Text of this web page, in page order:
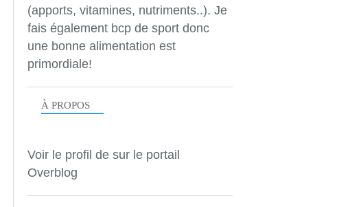
(apports, vitamines, nutriments..). Je
fais également bcp de sport donc
une bonne alimentation est
primordiale!
À PROPOS
Voir le profil de sur le portail
Overblog